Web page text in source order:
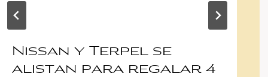
Nissan y Terpel se
alistan para regalar 4